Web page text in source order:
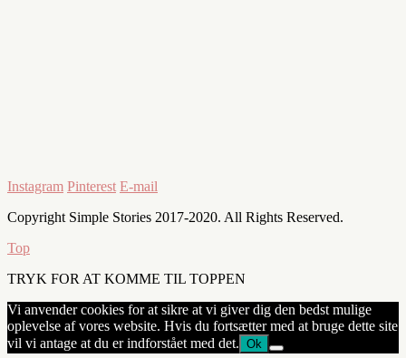
Instagram Pinterest E-mail
Copyright Simple Stories 2017-2020. All Rights Reserved.
Top
TRYK FOR AT KOMME TIL TOPPEN
Vi anvender cookies for at sikre at vi giver dig den bedst mulige
oplevelse af vores website. Hvis du fortsætter med at bruge dette site
vil vi antage at du er indforstået med det. Ok